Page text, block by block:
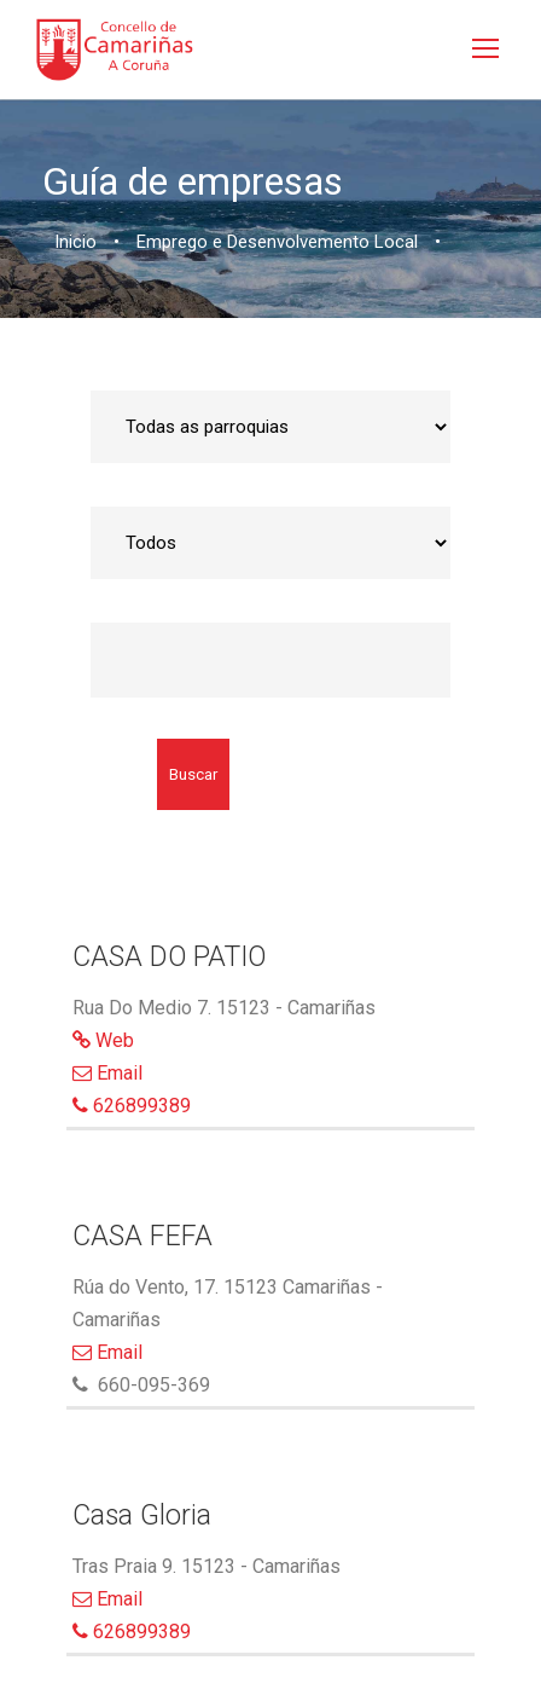
Guía de empresas
Inicio • Emprego e Desenvolvemento Local •
Buscar
CASA DO PATIO
Rua Do Medio 7. 15123 - Camariñas
Web
Email
626899389
CASA FEFA
Rúa do Vento, 17. 15123 Camariñas -
Camariñas
Email
660-095-369
Casa Gloria
Tras Praia 9. 15123 - Camariñas
Email
626899389